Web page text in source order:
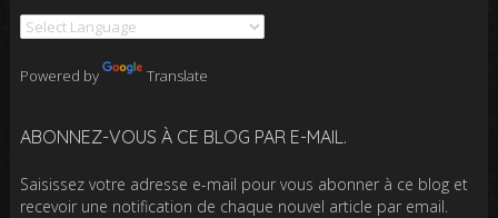
Powered by Translate
ABONNEZ-VOUS À CE BLOG PAR E-MAIL.
Saisissez votre adresse e-mail pour vous abonner à ce blog et
recevoir une notification de chaque nouvel article par email.